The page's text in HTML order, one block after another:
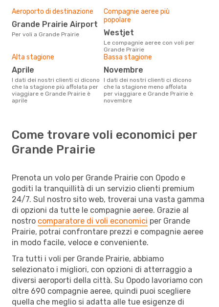
Aeroporto di destinazione
Grande Prairie Airport
Per voli a Grande Prairie
Compagnie aeree più
popolare
Westjet
Le compagnie aeree con voli per
Grande Prairie
Alta stagione
aprile
I dati dei nostri clienti ci dicono
che la stagione più affolata per
viaggiare e Grande Prairie è
aprile
Bassa stagione
novembre
I dati dei nostri clienti ci dicono
che la stagione meno affolata
per viaggiare e Grande Prairie è
novembre
Come trovare voli economici per
Grande Prairie
Prenota un volo per Grande Prairie con Opodo e
goditi la tranquillità di un servizio clienti premium
24/7. Sul nostro sito web, troverai una vasta gamma
di opzioni da tutte le compagnie aeree. Grazie al
nostro comparatore di voli economici per Grande
Prairie, potrai confrontare prezzi e compagnie aeree
in modo facile, veloce e conveniente.
Tra tutti i voli per Grande Prairie, abbiamo
selezionato i migliori, con opzioni di atterraggio a
diversi aeroporti della città. Su Opodo lavoriamo con
oltre 690 compagnie aeree, quindi puoi scegliere
quella che meglio si adatta alle tue esigenze di